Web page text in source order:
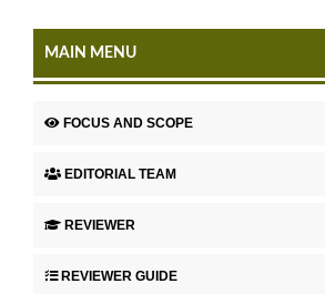
MAIN MENU
FOCUS AND SCOPE
EDITORIAL TEAM
REVIEWER
REVIEWER GUIDE